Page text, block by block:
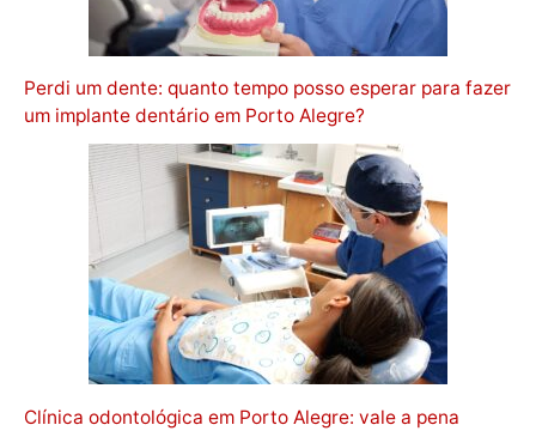
Perdi um dente: quanto tempo posso esperar para fazer
um implante dentário em Porto Alegre?
Clínica odontológica em Porto Alegre: vale a pena